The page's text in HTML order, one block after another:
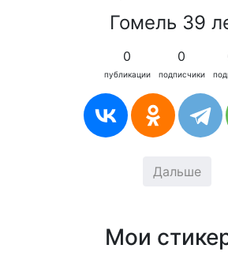
Гомель 39
0
публикации
0
подписчики
Дальше
Мои